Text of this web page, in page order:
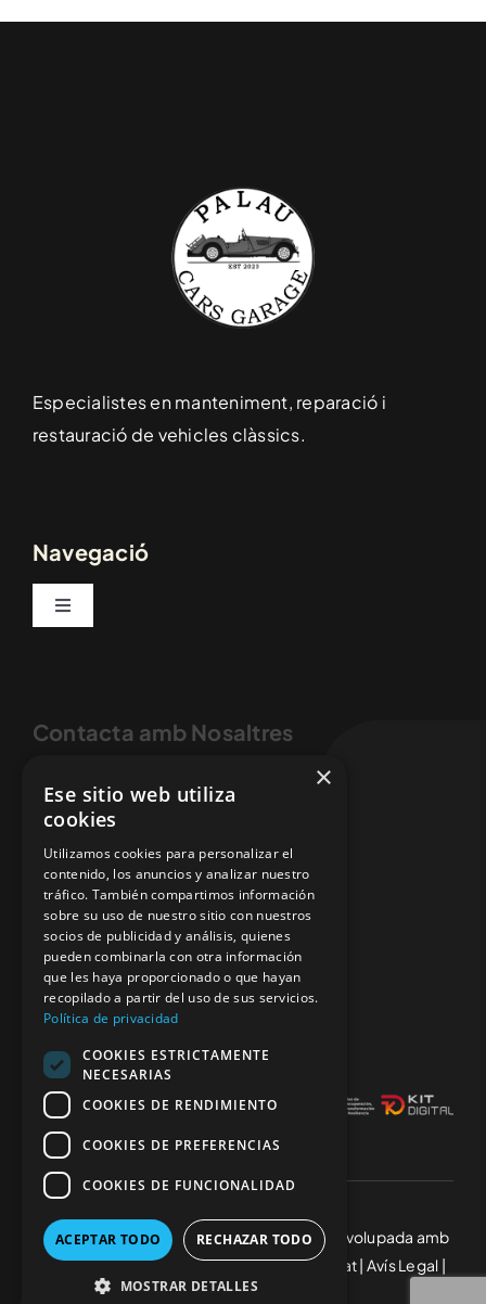
Especialistes en manteniment, reparació i
restauració de vehicles clàssics.
Navegació
Toggle
Vehicles
Serveis
Botiga Online
Contacte
Contacta amb Nosaltres
93 491 52 42
francesc@palaucars.es
On som?
c/ Narcís Monturiol 62,
© Copyright 2025 Palau Cars • Web desenvolupada amb
perCompsaOnline|Política de Privacitat| Avís Legal |
Política de Cookies
×
Ese sitio web utiliza
cookies
Utilizamos cookies para personalizar el
contenido, los anuncios y analizar nuestro
tráfico. También compartimos información
sobre su uso de nuestro sitio con nuestros
socios de publicidad y análisis, quienes
pueden combinarla con otra información
que les haya proporcionado o que hayan
recopilado a partir del uso de sus servicios.
Política de privacidad
COOKIES ESTRICTAMENTE
NECESARIAS
COOKIES DE RENDIMIENTO
COOKIES DE PREFERENCIAS
COOKIES DE FUNCIONALIDAD
ACEPTAR TODO RECHAZAR TODO
MOSTRAR DETALLES